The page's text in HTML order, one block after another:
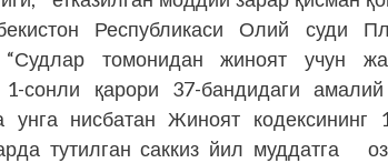
Республикаси Олий суди
томонидан жиноят учун
1-сонли қарори 37-бандидаги
унга нисбатан Жиноят кодексининг
тутилган саккиз йил муддатга